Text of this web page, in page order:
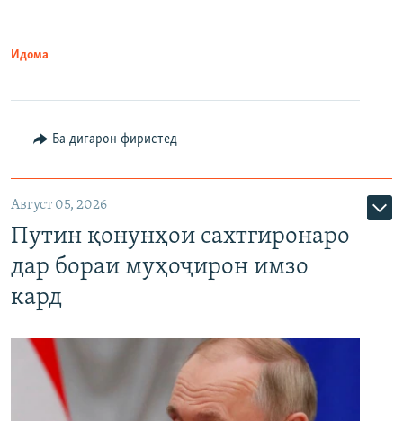
Идома
Ба дигарон фиристед
Август 05, 2026
Путин қонунҳои сахтгиронаро
дар бораи муҳоҷирон имзо
кард